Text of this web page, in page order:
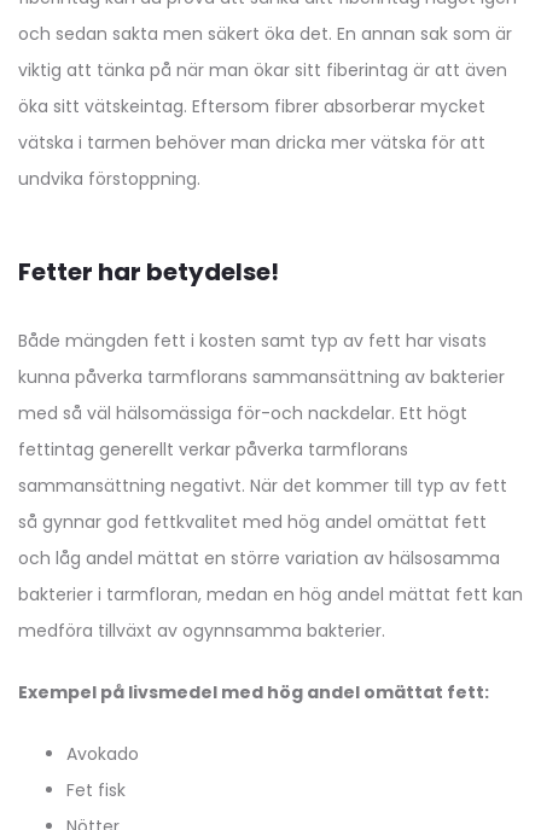
och sedan sakta men säkert öka det. En annan sak som är
viktig att tänka på när man ökar sitt fiberintag är att även
öka sitt vätskeintag. Eftersom fibrer absorberar mycket
vätska i tarmen behöver man dricka mer vätska för att
undvika förstoppning.
Fetter har betydelse!
Både mängden fett i kosten samt typ av fett har visats
kunna påverka tarmflorans sammansättning av bakterier
med så väl hälsomässiga för-och nackdelar. Ett högt
fettintag generellt verkar påverka tarmflorans
sammansättning negativt. När det kommer till typ av fett
så gynnar god fettkvalitet med hög andel omättat fett
och låg andel mättat en större variation av hälsosamma
bakterier i tarmfloran, medan en hög andel mättat fett kan
medföra tillväxt av ogynnsamma bakterier.
Exempel på livsmedel med hög andel omättat fett:
Avokado
Fet fisk